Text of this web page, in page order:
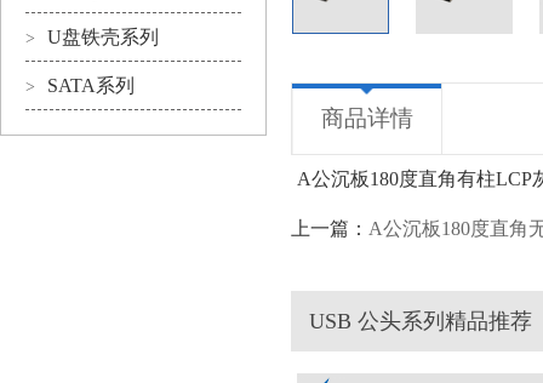
> U盘铁壳系列
> SATA系列
商品详情
A公沉板180度直角有柱LCP
上一篇： A公沉板180度直角
USB 公头系列精品推荐